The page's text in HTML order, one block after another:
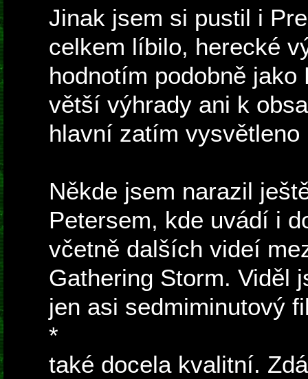
Jinak jsem si pustil i
celkem líbilo, herecké
hodnotím podobně
větší výhrady ani k
hlavní zatím vysvětleno
Někde jsem narazil
Petersem, kde uvádí i
včetně dalších videí
Gathering Storm. Viděl
jen asi sedmiminutový
*
také docela kvalitní.